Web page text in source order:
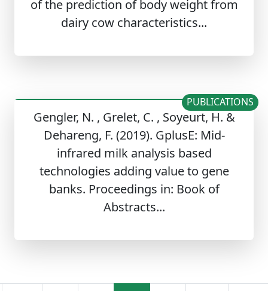
of the prediction of body weight from
dairy cow characteristics...
Gengler, N. , Grelet, C. , Soyeurt, H. &
Dehareng, F. (2019). GplusE: Mid-
infrared milk analysis based
technologies adding value to gene
banks. Proceedings in: Book of
Abstracts...
PUBLICATIONS